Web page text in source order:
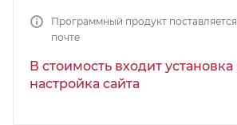
Программный продукт
почте
В стоимость входит установка
настройка сайта